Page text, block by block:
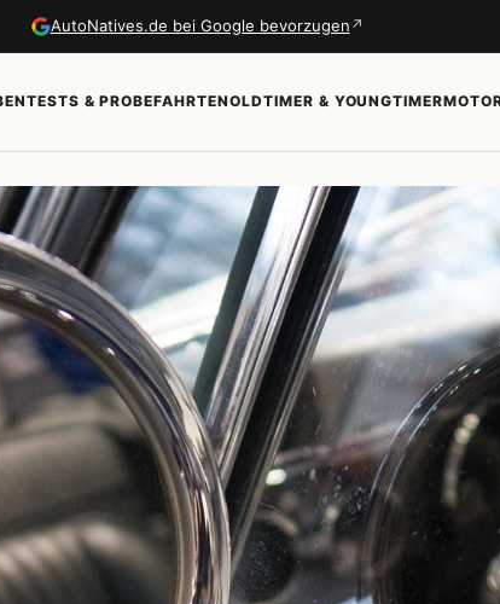
AutoNatives.de bei Google bevorzugen ↗
TESTS & PROBEFAHRTENOLDTIMER & YOUNGTIMER